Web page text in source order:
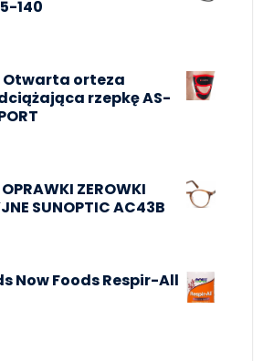
140
Otwarta orteza
rzepkę AS-
ZEROWKI
SUNOPTIC AC43B
Now Foods Respir-All